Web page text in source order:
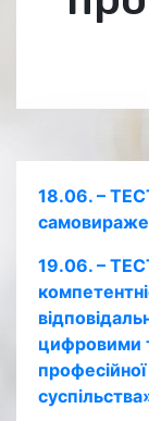
18.06. –
19.06. –
цифровими
професійної